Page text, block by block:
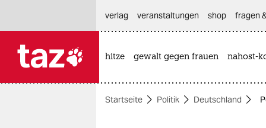
themen
verlag
veranstaltungen shop fragen
hitze gewalt gegen frauen nahost-
Startseite Politik Deutschland